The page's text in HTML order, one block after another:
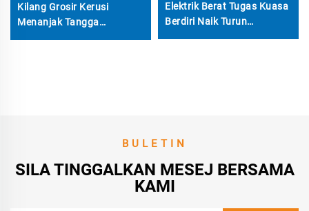
Kilang Grosir Kerusi
Menanjak Tangga
Elektrik Berat Tugas Kuasa
Berdiri Naik Turun
Motorized Kerusi Roda
BULETIN
SILA TINGGALKAN MESEJ BERSAMA
KAMI